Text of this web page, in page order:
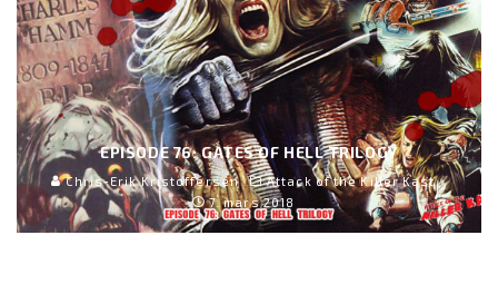
EPISODE 76: GATES OF HELL TRILOGY
Chris-Erik Kristoffersen
Attack of the Killer Kast
7. mars 2018